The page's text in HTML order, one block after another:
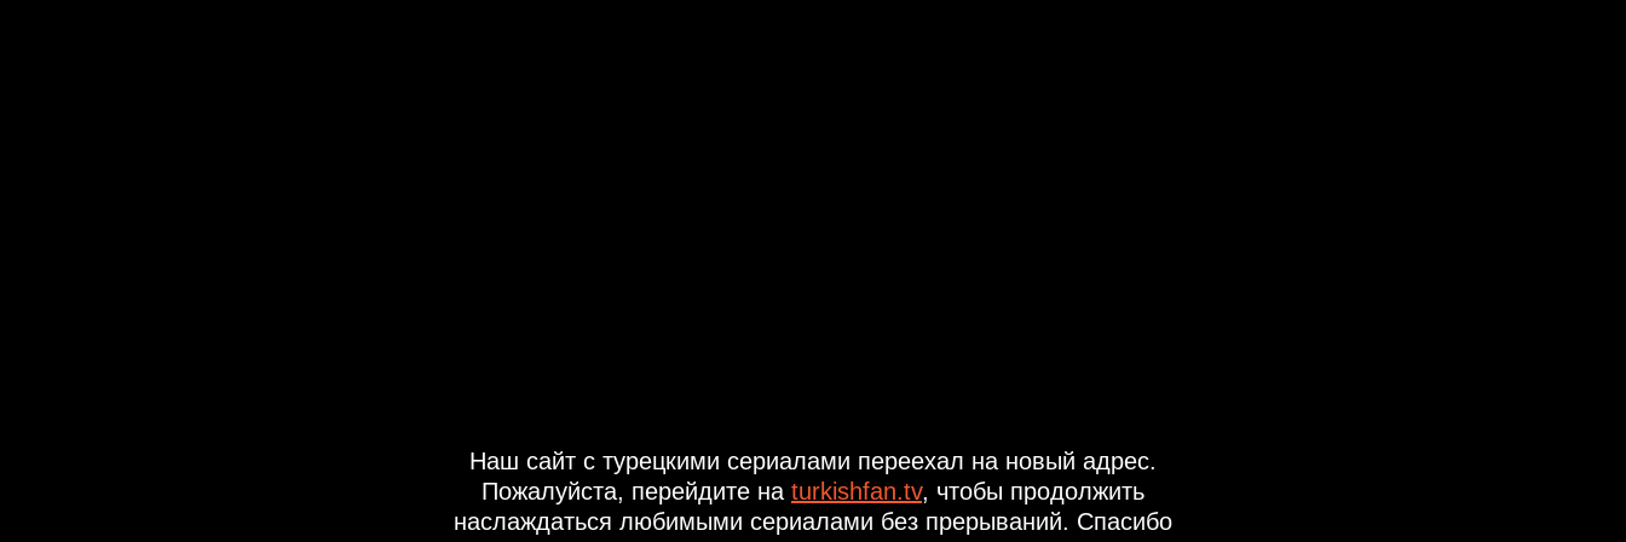
Наш сайт с турецкими сериалами переехал на новый адрес.
Пожалуйста, перейдите на turkishfan.tv, чтобы продолжить
наслаждаться любимыми сериалами без прерываний. Спасибо